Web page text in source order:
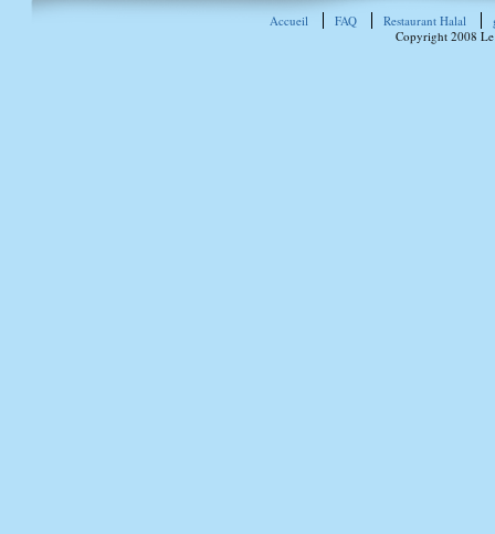
Accueil FAQ Restaurant Halal
Copyright 2008